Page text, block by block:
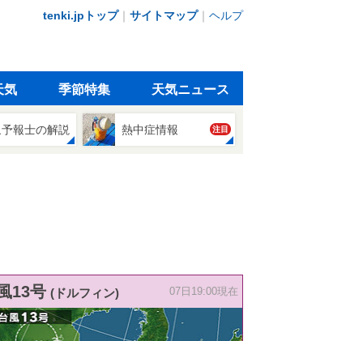
tenki.jpトップ｜ サイトマップ｜ ヘルプ
気 季節特集 天気ニュース
報士の解説 熱中症情報 注目
13号 (ドルフィン) 07日19:00現在